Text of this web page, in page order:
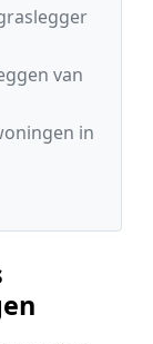
van
in